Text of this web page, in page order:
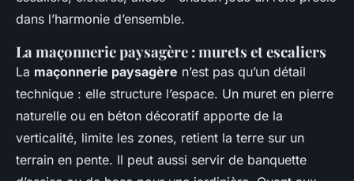
dans l’harmonie d’ensemble.
La maçonnerie paysagère : murets et escaliers
La maçonnerie paysagère n’est pas qu’un détail
technique : elle structure l’espace. Un muret en pierre
naturelle ou en béton décoratif apporte de la
verticalité, limite les zones, retient la terre sur un
terrain en pente. Il peut aussi servir de banquette